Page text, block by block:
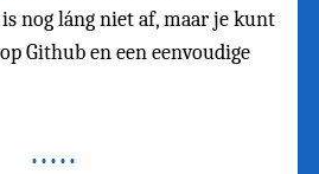
nog láng niet af, maar je kunt
op Github en een eenvoudige